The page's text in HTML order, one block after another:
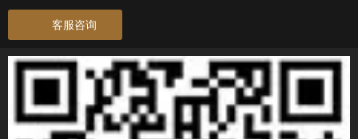
客服咨询